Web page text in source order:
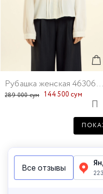
Рубашка женская 46306-4
289 000 сум 144 500 сум